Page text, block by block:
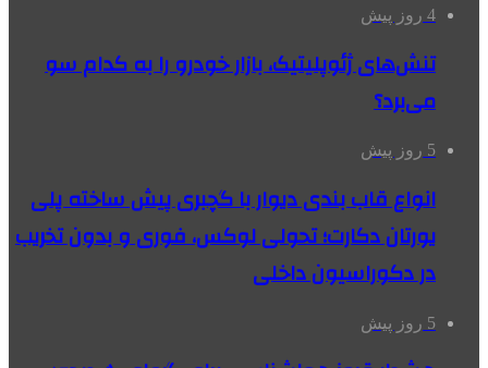
4 روز پیش
تنش‌های ژئوپلیتیک، بازار خودرو را به کدام سو
می‌برد؟
5 روز پیش
انواع قاب بندی دیوار با گچبری پیش ساخته پلی
یورتان دکارت؛ تحولی لوکس، فوری و بدون تخریب
در دکوراسیون داخلی
5 روز پیش